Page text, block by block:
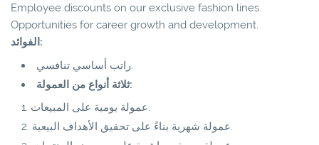
Employee discounts on our exclusive fashion lines.
Opportunities for career growth and development.
الفوائد:
راتب أساسي تنافسي.
ثلاثة أنواع من العمولة:
عمولة يومية على المبيعات.
عمولة شهرية بناءً على تحقيق الأهداف البيعية.